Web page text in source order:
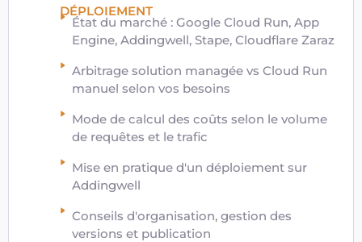
DÉPLOIEMENT
État du marché : Google Cloud Run, App
Engine, Addingwell, Stape, Cloudflare Zaraz
Arbitrage solution managée vs Cloud Run
manuel selon vos besoins
Mode de calcul des coûts selon le volume
de requêtes et le trafic
Mise en pratique d'un déploiement sur
Addingwell
Conseils d'organisation, gestion des
versions et publication